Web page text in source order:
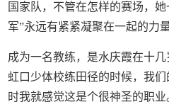
国家队，不管在怎样的赛场，
军”永远有紧紧凝聚在一起的力量
成为一名教练，是水庆霞在十
虹口少体校练田径的时候，我
时我就感觉这是个很神圣的职